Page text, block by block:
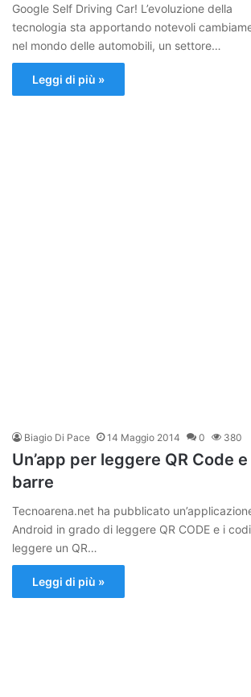
Google Self Driving Car! L’evoluzione della
tecnologia sta apportando notevoli
nel mondo delle automobili, un settore…
Leggi di più »
Biagio Di Pace 14 Maggio 2014 0 380
Un’app per leggere QR Code
barre
Tecnoarena.net ha pubblicato
Android in grado di leggere QR CODE e i
leggere un QR…
Leggi di più »